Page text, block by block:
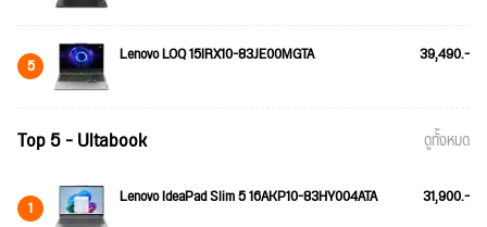
5 Lenovo LOQ 15IRX10-83JE00MGTA 39,490.-
Top 5 - Ultabook ดูทั้งหมด
1 Lenovo IdeaPad Slim 5 16AKP10-83HY004ATA 31,900.-